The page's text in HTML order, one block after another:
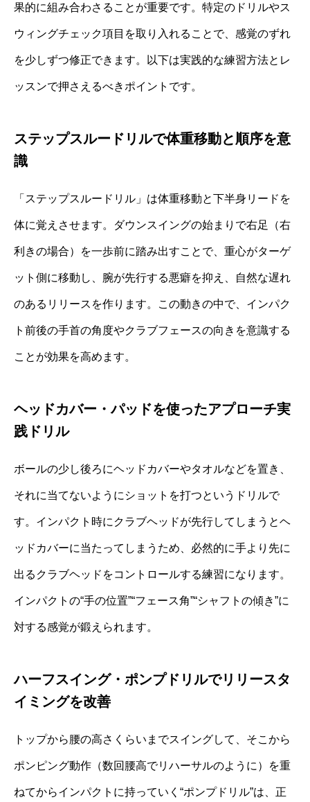
果的に組み合わさることが重要です。特定のドリルやス
ウィングチェック項目を取り入れることで、感覚のずれ
を少しずつ修正できます。以下は実践的な練習方法とレ
ッスンで押さえるべきポイントです。
ステップスルードリルで体重移動と順序を意
識
「ステップスルードリル」は体重移動と下半身リードを
体に覚えさせます。ダウンスイングの始まりで右足（右
利きの場合）を一歩前に踏み出すことで、重心がターゲ
ット側に移動し、腕が先行する悪癖を抑え、自然な遅れ
のあるリリースを作ります。この動きの中で、インパク
ト前後の手首の角度やクラブフェースの向きを意識する
ことが効果を高めます。
ヘッドカバー・パッドを使ったアプローチ実
践ドリル
ボールの少し後ろにヘッドカバーやタオルなどを置き、
それに当てないようにショットを打つというドリルで
す。インパクト時にクラブヘッドが先行してしまうとヘ
ッドカバーに当たってしまうため、必然的に手より先に
出るクラブヘッドをコントロールする練習になります。
インパクトの“手の位置”“フェース角”“シャフトの傾き”に
対する感覚が鍛えられます。
ハーフスイング・ポンプドリルでリリースタ
イミングを改善
トップから腰の高さくらいまでスイングして、そこから
ポンピング動作（数回腰高でリハーサルのように）を重
ねてからインパクトに持っていく“ポンプドリル”は、正